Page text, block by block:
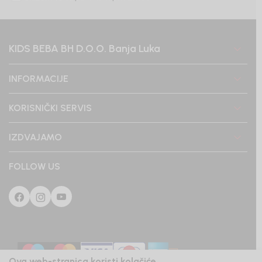
KIDS BEBA BH D.O.O. Banja Luka
INFORMACIJE
KORISNIČKI SERVIS
IZDVAJAMO
FOLLOW US